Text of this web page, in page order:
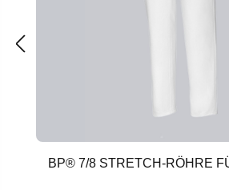
BP® 7/8 STRETCH-RÖHRE